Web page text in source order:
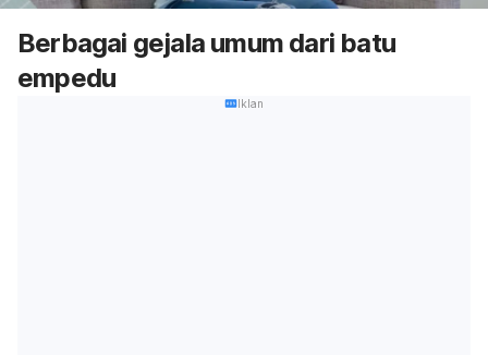
Berbagai gejala umum dari batu
empedu
Iklan